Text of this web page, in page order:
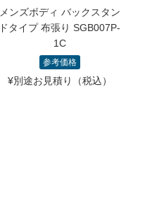
メンズボディ バックスタン
ドタイプ 布張り SGB007P-
1C
参考価格
¥別途お見積り（税込）